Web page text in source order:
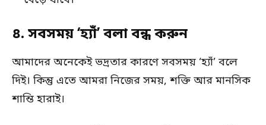
৪. সবসময় ‘হ্যাঁ’ বলা বন্ধ করুন
আমাদের অনেকেই ভদ্রতার কারণে সবসময় ‘হ্যাঁ’ বলে
দিই। কিন্তু এতে আমরা নিজের সময়, শক্তি আর মানসিক
শান্তি হারাই।